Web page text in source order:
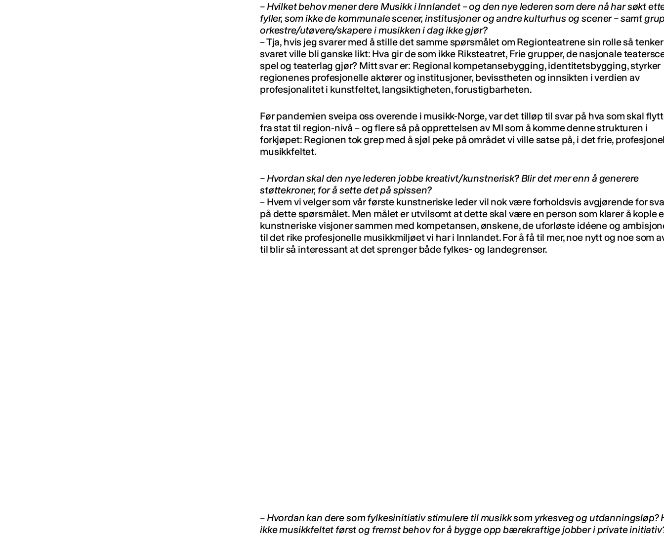
– Hvilket behov mener dere Musikk i Innlandet – og den nye lederen som dere nå har søkt
fyller, som ikke de kommunale scener, institusjoner og andre kulturhus og scener – samt
orkestre/utøvere/skapere i musikken i dag ikke gjør?
– Tja, hvis jeg svarer med å stille det samme spørsmålet om Regionteatrene sin rolle så
svaret ville bli ganske likt: Hva gir de som ikke Riksteatret, Frie grupper, de nasjonale
spel og teaterlag gjør? Mitt svar er: Regional kompetansebygging, identitetsbygging, styrker
regionenes profesjonelle aktører og institusjoner, bevisstheten og innsikten i verdien av
profesjonalitet i kunstfeltet, langsiktigheten, forustigbarheten.
Før pandemien sveipa oss overende i musikk-Norge, var det tilløp til svar på hva som skal
fra stat til region-nivå – og flere så på opprettelsen av MI som å komme denne strukturen i
forkjøpet: Regionen tok grep med å sjøl peke på området vi ville satse på, i det frie,
musikkfeltet.
– Hvordan skal den nye lederen jobbe kreativt/kunstnerisk? Blir det mer enn å generere
støttekroner, for å sette det på spissen?
– Hvem vi velger som vår første kunstneriske leder vil nok være forholdsvis avgjørende for
på dette spørsmålet. Men målet er utvilsomt at dette skal være en person som klarer å kople
kunstneriske visjoner sammen med kompetansen, ønskene, de uforløste idéene og
til det rike profesjonelle musikkmiljøet vi har i Innlandet. For å få til mer, noe nytt og noe som
til blir så interessant at det sprenger både fylkes- og landegrenser.
– Hvordan kan dere som fylkesinitiativ stimulere til musikk som yrkesveg og utdanningsløp?
ikke musikkfeltet først og fremst behov for å bygge opp bærekraftige jobber i private